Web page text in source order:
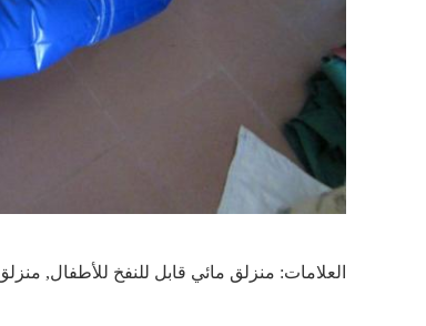
العلامات: منزلق مائي قابل للنفخ للأطفال,